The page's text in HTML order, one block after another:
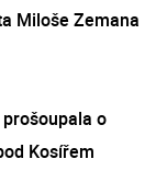
Miloše Zemana
o
Kosířem